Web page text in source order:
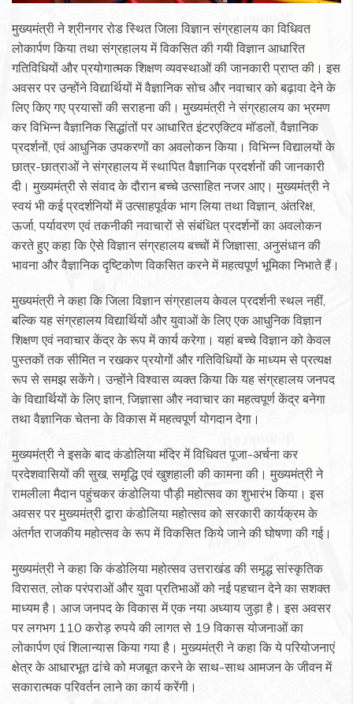
मुख्यमंत्री ने श्रीनगर रोड स्थित जिला विज्ञान संग्रहालय का विधिवत
लोकार्पण किया तथा संग्रहालय में विकसित की गयी विज्ञान आधारित
गतिविधियों और प्रयोगात्मक शिक्षण व्यवस्थाओं की जानकारी प्राप्त की। इस
अवसर पर उन्होंने विद्यार्थियों में वैज्ञानिक सोच और नवाचार को बढ़ावा देने के
लिए किए गए प्रयासों की सराहना की। मुख्यमंत्री ने संग्रहालय का भ्रमण
कर विभिन्न वैज्ञानिक सिद्धांतों पर आधारित इंटरएक्टिव मॉडलों, वैज्ञानिक
प्रदर्शनों, एवं आधुनिक उपकरणों का अवलोकन किया। विभिन्न विद्यालयों के
छात्र-छात्राओं ने संग्रहालय में स्थापित वैज्ञानिक प्रदर्शनों की जानकारी
दी। मुख्यमंत्री से संवाद के दौरान बच्चे उत्साहित नजर आए। मुख्यमंत्री ने
स्वयं भी कई प्रदर्शनियों में उत्साहपूर्वक भाग लिया तथा विज्ञान, अंतरिक्ष,
ऊर्जा, पर्यावरण एवं तकनीकी नवाचारों से संबंधित प्रदर्शनों का अवलोकन
करते हुए कहा कि ऐसे विज्ञान संग्रहालय बच्चों में जिज्ञासा, अनुसंधान की
भावना और वैज्ञानिक दृष्टिकोण विकसित करने में महत्वपूर्ण भूमिका निभाते हैं।
मुख्यमंत्री ने कहा कि जिला विज्ञान संग्रहालय केवल प्रदर्शनी स्थल नहीं,
बल्कि यह संग्रहालय विद्यार्थियों और युवाओं के लिए एक आधुनिक विज्ञान
शिक्षण एवं नवाचार केंद्र के रूप में कार्य करेगा। यहां बच्चे विज्ञान को केवल
पुस्तकों तक सीमित न रखकर प्रयोगों और गतिविधियों के माध्यम से प्रत्यक्ष
रूप से समझ सकेंगे। उन्होंने विश्वास व्यक्त किया कि यह संग्रहालय जनपद
के विद्यार्थियों के लिए ज्ञान, जिज्ञासा और नवाचार का महत्वपूर्ण केंद्र बनेगा
तथा वैज्ञानिक चेतना के विकास में महत्वपूर्ण योगदान देगा।
मुख्यमंत्री ने इसके बाद कंडोलिया मंदिर में विधिवत पूजा-अर्चना कर
प्रदेशवासियों की सुख, समृद्धि एवं खुशहाली की कामना की। मुख्यमंत्री ने
रामलीला मैदान पहुंचकर कंडोलिया पौड़ी महोत्सव का शुभारंभ किया। इस
अवसर पर मुख्यमंत्री द्वारा कंडोलिया महोत्सव को सरकारी कार्यक्रम के
अंतर्गत राजकीय महोत्सव के रूप में विकसित किये जाने की घोषणा की गई।
मुख्यमंत्री ने कहा कि कंडोलिया महोत्सव उत्तराखंड की समृद्ध सांस्कृतिक
विरासत, लोक परंपराओं और युवा प्रतिभाओं को नई पहचान देने का सशक्त
माध्यम है। आज जनपद के विकास में एक नया अध्याय जुड़ा है। इस अवसर
पर लगभग 110 करोड़ रुपये की लागत से 19 विकास योजनाओं का
लोकार्पण एवं शिलान्यास किया गया है। मुख्यमंत्री ने कहा कि ये परियोजनाएं
क्षेत्र के आधारभूत ढांचे को मजबूत करने के साथ-साथ आमजन के जीवन में
सकारात्मक परिवर्तन लाने का कार्य करेंगी।